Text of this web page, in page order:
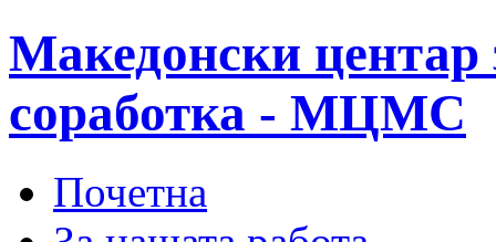
Македонски центар
соработка - МЦМС
Почетна